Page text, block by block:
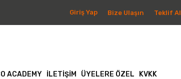
Giriş Yap Bize Ulaşın Teklif Al
ACADEMY İLETİŞİM ÜYELERE ÖZEL KVKK